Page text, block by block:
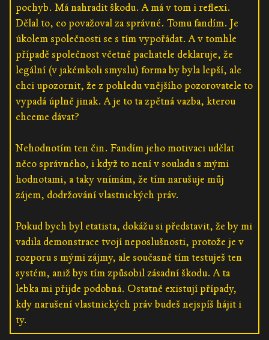
pochyb. Má nahradit škodu. A má v tom i reflexi.
Dělal to, co považoval za správné. Tomu fandím. Je
úkolem společnosti se s tím vypořádat. A v tomhle
případě společnost včetně pachatele deklaruje, že
legální (v jakémkoli smyslu) forma by byla lepší, ale
chci upozornit, že z pohledu vnějšího pozorovatele to
vypadá úplně jinak. A je to ta zpětná vazba, kterou
chceme dávat?
Nehodnotím ten čin. Fandím jeho motivaci udělat
něco správného, i když to není v souladu s mými
hodnotami, a taky vnímám, že tím narušuje můj
zájem, dodržování vlastnických práv.
Pokud bych byl etatista, dokážu si představit, že by mi
vadila demonstrace tvojí neposlušnosti, protože je v
rozporu s mými zájmy, ale současně tím testuješ ten
systém, aniž bys tím způsobil zásadní škodu. A ta
lebka mi přijde podobná. Ostatně existují případy,
kdy narušení vlastnických práv budeš nejspíš hájit i
ty.